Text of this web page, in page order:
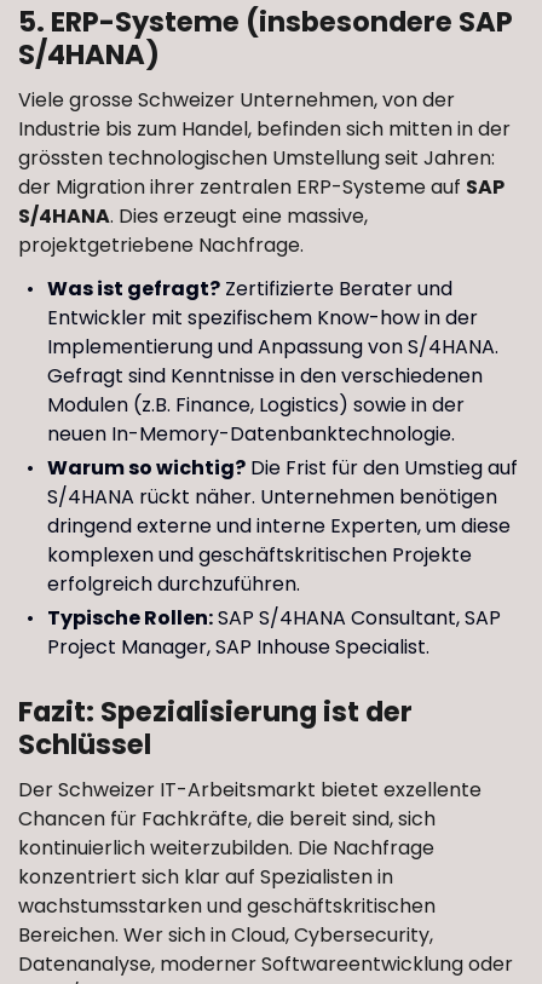
5. ERP-Systeme (insbesondere SAP
S/4HANA)
Viele grosse Schweizer Unternehmen, von der
Industrie bis zum Handel, befinden sich mitten in der
grössten technologischen Umstellung seit Jahren:
der Migration ihrer zentralen ERP-Systeme auf SAP
S/4HANA. Dies erzeugt eine massive,
projektgetriebene Nachfrage.
Was ist gefragt?Zertifizierte Berater und
Entwickler mit spezifischem Know-how in der
Implementierung und Anpassung von S/4HANA.
Gefragt sind Kenntnisse in den verschiedenen
Modulen (z.B. Finance, Logistics) sowie in der
neuen In-Memory-Datenbanktechnologie.
Warum so wichtig?Die Frist für den Umstieg auf
S/4HANA rückt näher. Unternehmen benötigen
dringend externe und interne Experten, um diese
komplexen und geschäftskritischen Projekte
erfolgreich durchzuführen.
Typische Rollen:SAP S/4HANA Consultant, SAP
Project Manager, SAP Inhouse Specialist.
Fazit: Spezialisierung ist der
Schlüssel
Der Schweizer IT-Arbeitsmarkt bietet exzellente
Chancen für Fachkräfte, die bereit sind, sich
kontinuierlich weiterzubilden. Die Nachfrage
konzentriert sich klar auf Spezialisten in
wachstumsstarken und geschäftskritischen
Bereichen. Wer sich in Cloud, Cybersecurity,
Datenanalyse, moderner Softwareentwicklung oder